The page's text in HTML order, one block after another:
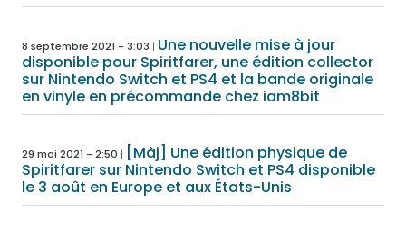
8 septembre 2021 - 3:03
Une nouvelle mise à jour
disponible pour Spiritfarer, une édition collector
sur Nintendo Switch et PS4 et la bande originale
en vinyle en précommande chez iam8bit
29 mai 2021 - 2:50
[Màj] Une édition physique de
Spiritfarer sur Nintendo Switch et PS4 disponible
le 3 août en Europe et aux États-Unis